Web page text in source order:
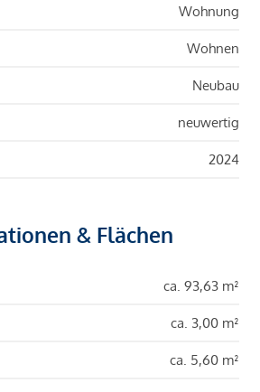
Wohnung
Wohnen
Neubau
neuwertig
2024
& Flächen
ca. 93,63 m²
ca. 3,00 m²
ca. 5,60 m²